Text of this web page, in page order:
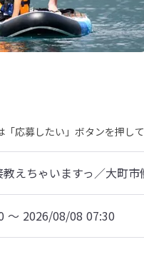
応募したい」ボタンを押し
えちゃいますっ／大町市
〜 2026/08/08 07:30